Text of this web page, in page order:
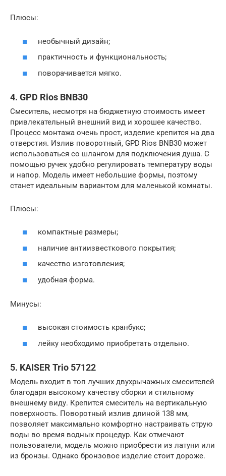
Плюсы:
необычный дизайн;
практичность и функциональность;
поворачивается мягко.
4. GPD Rios BNB30
Смеситель, несмотря на бюджетную стоимость имеет
привлекательный внешний вид и хорошее качество.
Процесс монтажа очень прост, изделие крепится на два
отверстия. Излив поворотный, GPD Rios BNB30 может
использоваться со шлангом для подключения душа. С
помощью ручек удобно регулировать температуру воды
и напор. Модель имеет небольшие формы, поэтому
станет идеальным вариантом для маленькой комнаты.
Плюсы:
компактные размеры;
наличие антиизвесткового покрытия;
качество изготовления;
удобная форма.
Минусы:
высокая стоимость кранбукс;
лейку необходимо приобретать отдельно.
5. KAISER Trio 57122
Модель входит в топ лучших двухрычажных смесителей
благодаря высокому качеству сборки и стильному
внешнему виду. Крепится смеситель на вертикальную
поверхность. Поворотный излив длиной 138 мм,
позволяет максимально комфортно настраивать струю
воды во время водных процедур. Как отмечают
пользователи, модель можно приобрести из латуни или
из бронзы. Однако бронзовое изделие стоит дороже.